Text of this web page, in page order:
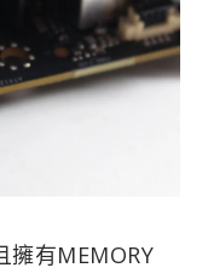
有MEMORY